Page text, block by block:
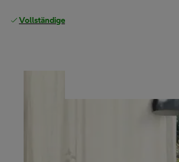
Vollständige Herstellergarantie